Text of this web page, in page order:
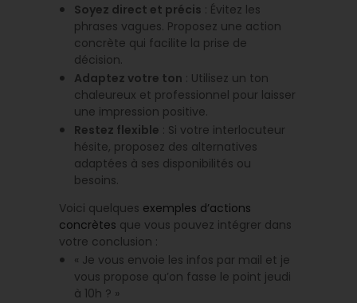
Soyez direct et précis : Évitez les
phrases vagues. Proposez une action
concrète qui facilite la prise de
décision.
Adaptez votre ton : Utilisez un ton
chaleureux et professionnel pour laisser
une impression positive.
Restez flexible : Si votre interlocuteur
hésite, proposez des alternatives
adaptées à ses disponibilités ou
besoins.
Voici quelques exemples d’actions
concrètes que vous pouvez intégrer dans
votre conclusion :
« Je vous envoie les infos par mail et je
vous propose qu’on fasse le point jeudi
à 10h ? »